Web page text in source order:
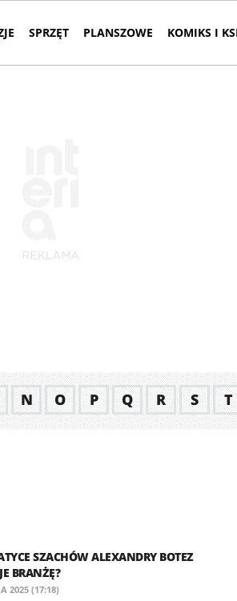
SPRZĘT PLANSZOWE KOMIKS I
N O P Q R S T
SZACHÓW ALEXANDRY BOTEZ
BRANŻĘ?
2025 (17:18)